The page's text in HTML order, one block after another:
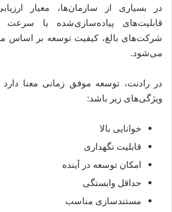
در بسیاری از سازمان‌ها، معیار
قابلیت‌های پیاده‌سازی‌شده یا
شرکت‌های بالغ، کیفیت توسعه بر اساس
می‌شود.
در رادنت، توسعه موفق زمانی معنا
ویژگی‌های زیر باشد:
خوانایی بالا
قابلیت نگهداری
امکان توسعه در آینده
حداقل وابستگی
مستندسازی مناسب